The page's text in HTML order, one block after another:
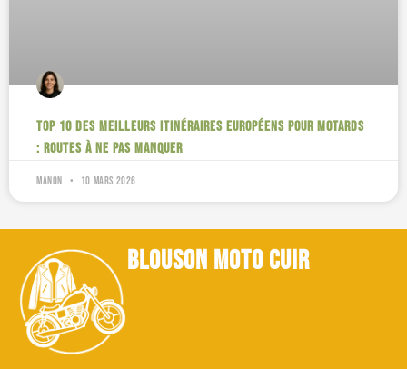
Top 10 des meilleurs itinéraires européens pour motards
: routes à ne pas manquer
Manon 10 mars 2026
blouson moto cuir